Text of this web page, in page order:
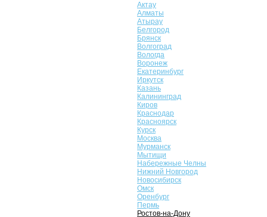
Актау
Алматы
Атырау
Белгород
Брянск
Волгоград
Вологда
Воронеж
Екатеринбург
Иркутск
Казань
Калининград
Киров
Краснодар
Красноярск
Курск
Москва
Мурманск
Мытищи
Набережные Челны
Нижний Новгород
Новосибирск
Омск
Оренбург
Пермь
Ростов-на-Дону